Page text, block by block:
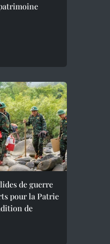
de guerre
pour la Patrie
de